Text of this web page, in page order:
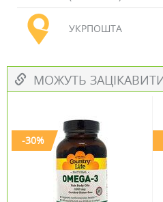
УКРПОШТА
МОЖУТЬ
-30%